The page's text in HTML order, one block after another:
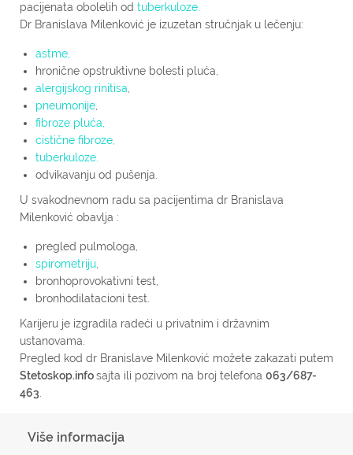
pacijenata obolelih od tuberkuloze.
Dr Branislava Milenković je izuzetan stručnjak u lečenju:
astme,
hronične opstruktivne bolesti pluća,
alergijskog rinitisa
pneumonije
fibroze pluća,
cistične fibroze,
tuberkuloze.
odvikavanju od pušenja.
U svakodnevnom radu sa pacijentima dr Branislava
Milenković obavlja :
pregled pulmologa,
spirometriju
bronhoprovokativni test,
bronhodilatacioni test.
Karijeru je izgradila radeći u privatnim i državnim
ustanovama.
Pregled kod dr Branislave Milenković možete zakazati putem
Stetoskop.infosajta ili pozivom na broj telefona 063/687-
463
Više informacija